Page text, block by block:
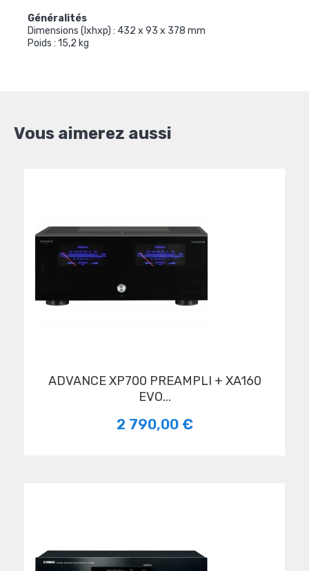
Généralités
Dimensions (lxhxp) : 432 x 93 x 378 mm
Poids : 15,2 kg
Vous aimerez aussi
ADVANCE XP700 PREAMPLI + XA160
EVO...
2 790,00 €